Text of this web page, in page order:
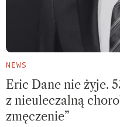
NEWS
Eric Dane nie żyje.
z nieuleczalną
zmęczenie”